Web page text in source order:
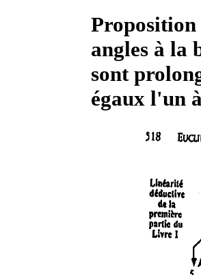
Proposition
angles à la
sont
égaux l'un